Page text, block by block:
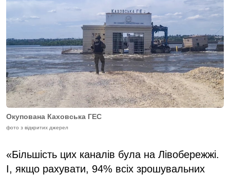
Окупована Каховська ГЕС
фото з відкритих джерел
«Більшість цих каналів була на Лівобережжі.
І, якщо рахувати, 94% всіх зрошувальних